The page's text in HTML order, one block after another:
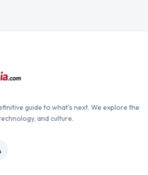
guide to what's next. We explore the
and culture.